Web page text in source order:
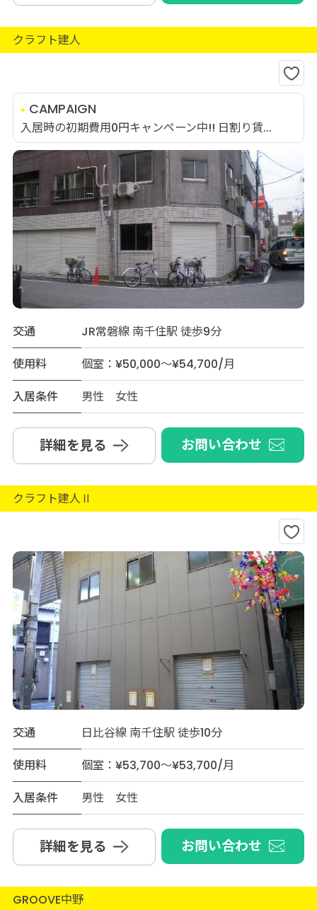
クラフト建人
CAMPAIGN
入居時の初期費用0円キャンペーン中!! 日割り賃...
交通
JR常磐線 南千住駅 徒歩9分
使用料
個室：¥50,000～¥54,700/月
入居条件
男性 女性
詳細を見る お問い合わせ
クラフト建人Ⅱ
交通
日比谷線 南千住駅 徒歩10分
使用料
個室：¥53,700～¥53,700/月
入居条件
男性 女性
詳細を見る お問い合わせ
GROOVE中野